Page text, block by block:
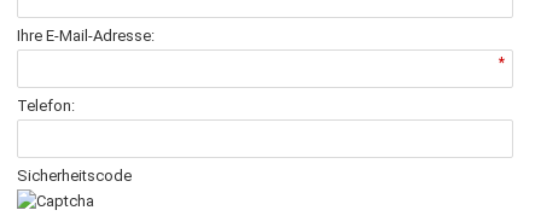
Ihre E-Mail-Adresse:
*
Telefon:
Sicherheitscode